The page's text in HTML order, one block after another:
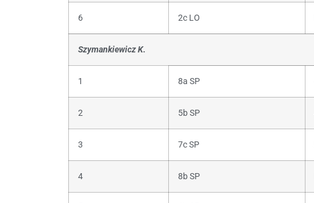
6 2c LO
Szymankiewicz K.
1 8a SP
2 5b SP
3 7c SP
4 8b SP